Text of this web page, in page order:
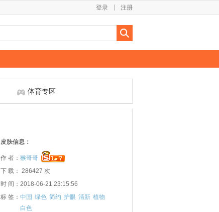
注册
登录
体育专区
皮肤信息：
作 者： 猴哥哥
下 载： 286427 次
时 间：2018-06-21 23:15:56
标 签： 中国 绿色 简约 护眼 清新 植物
白色